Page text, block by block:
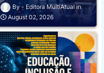
Editora MultiAtual
August 02, 2026